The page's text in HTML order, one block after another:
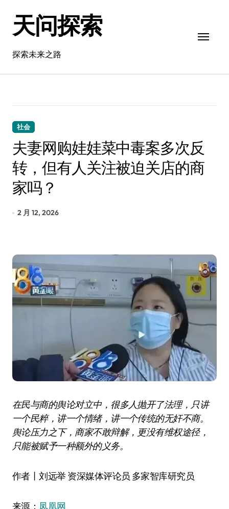
天问探索
探索未来之路
社会
夫妻网购娃娃菜中毒案多次反
转，但有人关注被迫关店的商
家吗？
2 月 12, 2026
在民与商的舆论对立中，很多人抛开了法理，只讲
一个民粹，讲一个情绪，讲一个传统的无奸不商。
舆论压力之下，商家不敢辩解，更没有维权途径，
只能被赋予一种额外的义务。
作者丨刘远举 资深媒体评论员 多家智库研究员
来源： 凤凰网